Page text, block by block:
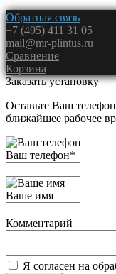
Обратная связь
+7 (495) 411 31 05
mail@mr-plintus.ru
Сравнение
Корзина
Заказать установку
Оставьте Ваш
ближайшее рабочее
Ваш телефон*
Ваше имя
Комментарий
Я согласен на